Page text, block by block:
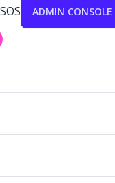
ADMIN CONSOLE